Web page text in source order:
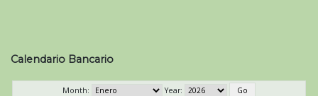
Calendario Bancario
Month:
Year: